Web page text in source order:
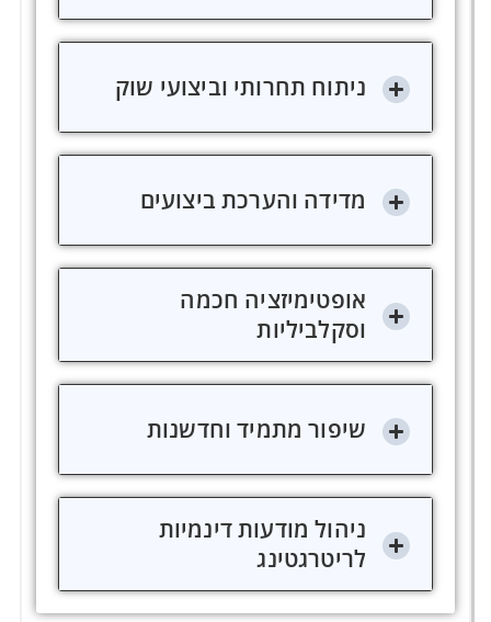
ניתוח תחרותי וביצועי שוק
מדידה והערכת ביצועים
אופטימיזציה חכמה
וסקלביליות
שיפור מתמיד וחדשנות
ניהול מודעות דינמיות
לריטרגטינג